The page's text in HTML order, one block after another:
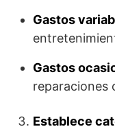
Gastos
Gastos
reparaciones
Establece